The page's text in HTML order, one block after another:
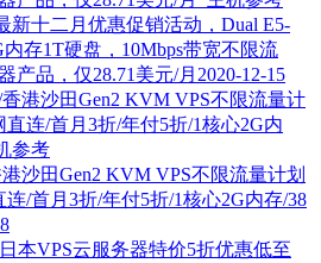
新十二月优惠促销活动，Dual E5-
存1T硬盘，10Mbps带宽不限流
产品，仅28.71美元/月 2020-12-15
沙田Gen2 KVM VPS不限流量计划
/首月3折/年付5折/1核心2G内存/38